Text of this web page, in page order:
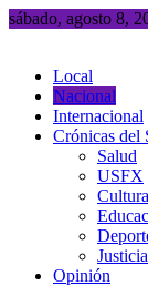
Saltar
sábado, agosto 8,
Local
Nacional
Internacional
Crónicas del
Salud
USFX
Cultura
Justicia
Opinión